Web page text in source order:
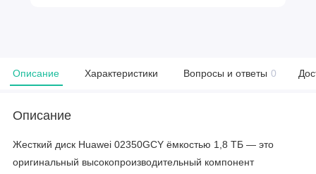
Описание Характеристики Вопросы и ответы 0
Описание
Жесткий диск Huawei 02350GCY ёмкостью 1,8 ТБ — это
оригинальный высокопроизводительный компонент